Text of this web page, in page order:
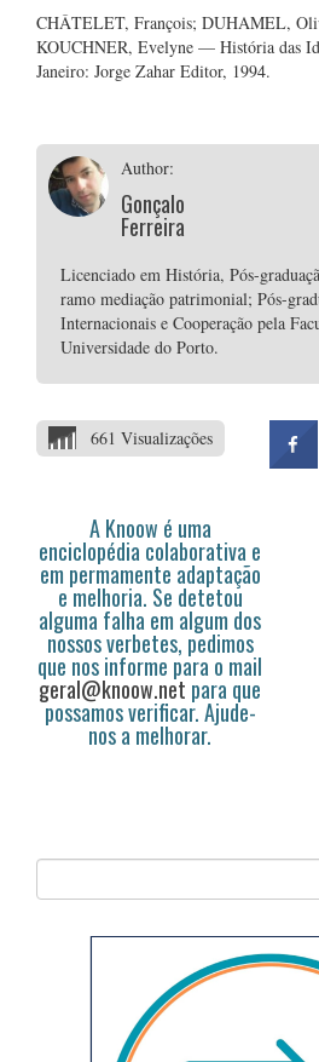
CHÂTELET, François; DUHAMEL,
KOUCHNER, Evelyne — História das
Janeiro: Jorge Zahar Editor, 1994.
Author:
Gonçalo
Ferreira
Licenciado em História, Pós-
ramo mediação patrimonial; Pós-
Internacionais e Cooperação pela
Universidade do Porto.
661 Visualizações
A Knoow é uma
enciclopédia colaborativa e
em permamente adaptação
e melhoria. Se detetou
alguma falha em algum dos
nossos verbetes, pedimos
que nos informe para o mail
geral@knoow.net para que
possamos verificar. Ajude-
nos a melhorar.